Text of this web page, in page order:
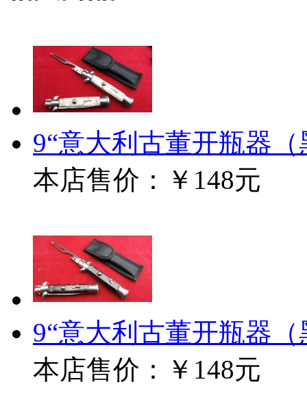
9“意大利古董开瓶器
本店售价：
￥148元
9“意大利古董开瓶器
本店售价：
￥148元